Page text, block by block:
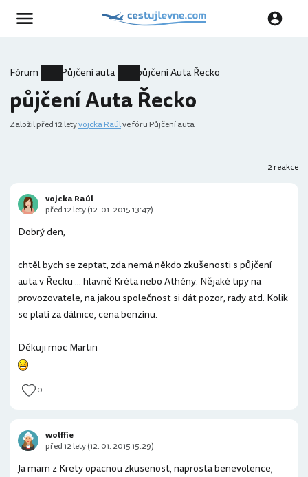
Fórum Půjčení auta půjčení Auta Řecko
půjčení Auta Řecko
Založilpřed 12 letyvojcka Raúlve fóru Půjčení auta
2 reakce
Dobrý den,
chtěl bych se zeptat, zda nemá někdo zkušenosti s půjčení
auta v Řecku ... hlavně Kréta nebo Athény. Nějaké tipy na
provozovatele, na jakou společnost si dát pozor, rady atd. Kolik
se platí za dálnice, cena benzínu.
Děkuji moc Martin
0
vojcka Raúl
před 12 lety (12. 01. 2015 13:47)
Ja mam z Krety opacnou zkusenost, naprosta benevolence,
wolffie
před 12 lety (12. 01. 2015 15:29)